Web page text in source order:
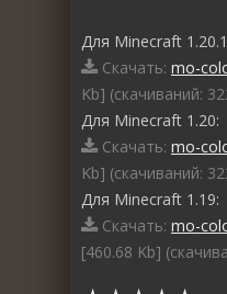
Для Minecraft
Скачать: mo-
Kb] (cкачиваний:
Для Minecraft 1.20:
Скачать: mo-
Kb] (cкачиваний:
Для Minecraft 1.19:
Скачать: mo-
[460.68 Kb]